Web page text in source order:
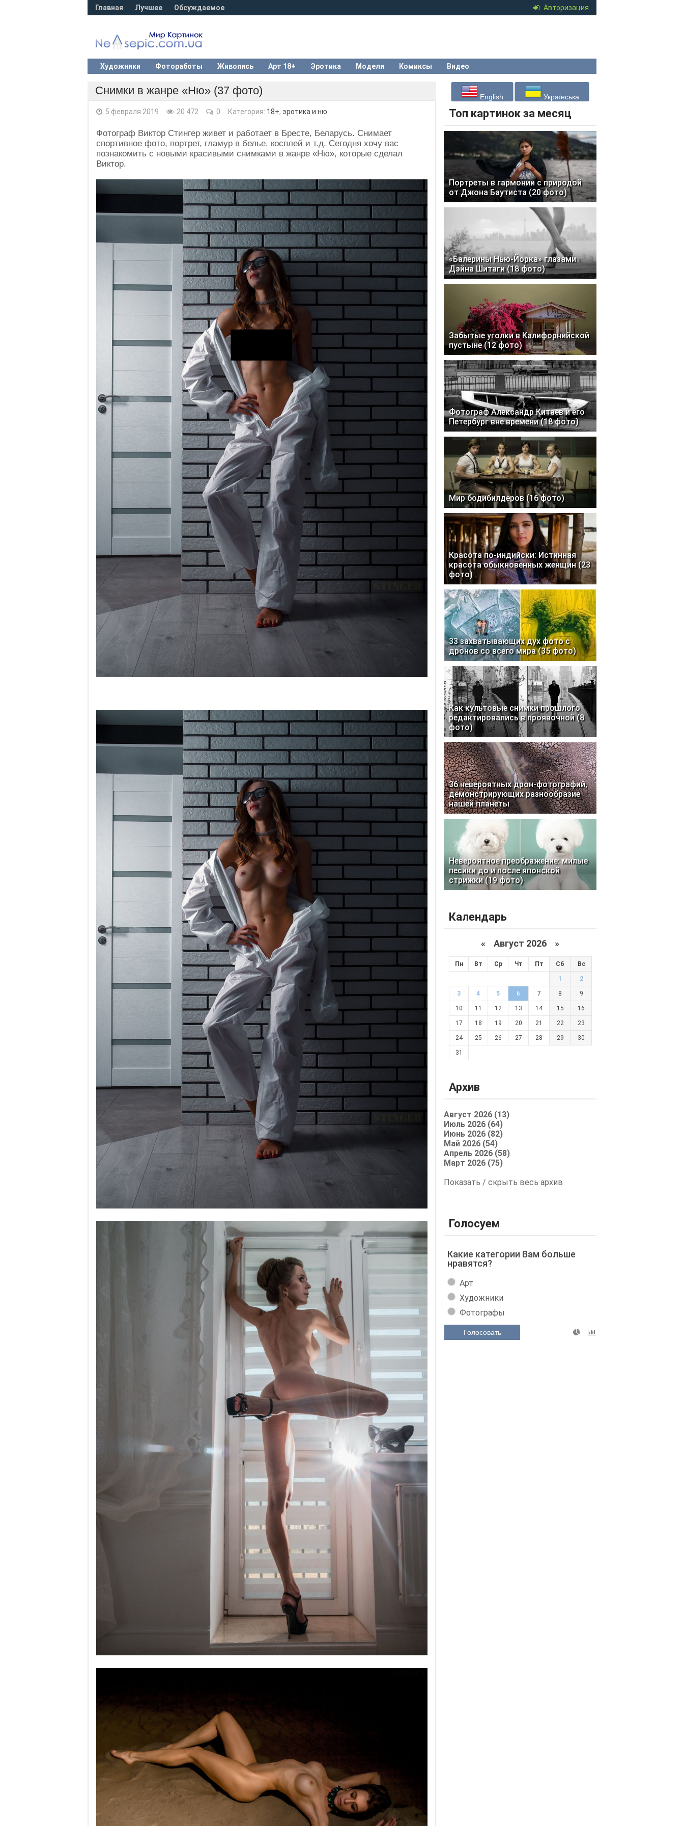
Авторизация
Главная Лучшее Обсуждаемое
Художники Фотоработы Живопись Арт 18+ Эротика Модели Комиксы Видео
Снимки в жанре «Ню» (37 фото)
5 февраля 2019 20 472 0 Категория: 18+, эротика и ню
Фотограф Виктор Стингер живет и работает в Бресте, Беларусь. Снимает
спортивное фото, портрет, гламур в белье, косплей и т.д. Сегодня хочу вас
познакомить с новыми красивыми снимками в жанре «Ню», которые сделал
Виктор.
English Українська
Топ картинок за месяц
Портреты в гармонии с природой
от Джона Баутиста (20 фото)
«Балерины Нью-Йорка» глазами
Дэйна Шитаги (18 фото)
Забытые уголки в Калифорнийской
пустыне (12 фото)
Фотограф Александр Китаев и его
Петербург вне времени (18 фото)
Мир бодибилдеров (16 фото)
Красота по-индийски: Истинная
красота обыкновенных женщин (23
фото)
33 захватывающих дух фото с
дронов со всего мира (35 фото)
Как культовые снимки прошлого
редактировались в проявочной (8
фото)
36 невероятных дрон-фотографий,
демонстрирующих разнообразие
нашей планеты
Невероятное преображение: милые
песики до и после японской
стрижки (19 фото)
Календарь
« Август 2026 »
Пн Вт Ср Чт Пт Сб Вс
1 2
3 4 5 6 7 8 9
10 11 12 13 14 15 16
17 18 19 20 21 22 23
24 25 26 27 28 29 30
31
Архив
Август 2026 (13)
Июль 2026 (64)
Июнь 2026 (82)
Май 2026 (54)
Апрель 2026 (58)
Март 2026 (75)
Показать / скрыть весь архив
Голосуем
Какие категории Вам больше
нравятся?
Арт
Художники
Фотографы
Голосовать